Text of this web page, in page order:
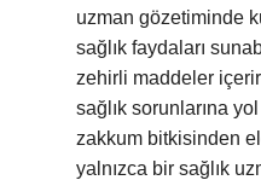
uzman gözetiminde
sağlık faydaları
zehirli maddeler içerir
sağlık sorunlarına
zakkum bitkisinden
yalnızca bir sağlık